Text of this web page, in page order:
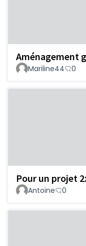
Aménagement
Mariline44 0
Pour un projet
Antoine 0